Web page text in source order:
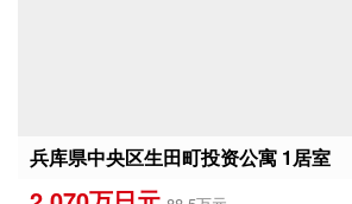
兵库県中央区生田町投资公寓 1居室